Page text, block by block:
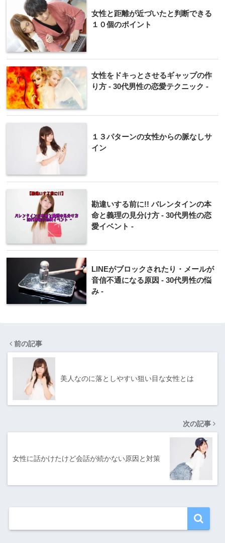
女性と距離が近づいたと判断できる
１０個のポイント
女性をドキっとさせるギャップの作
り方 - 30代男性の恋愛テクニック -
１３パターンの女性からの脈なしサ
イン
勘違いする前に!! バレンタインの本
命と義理の見分け方 - 30代男性の恋
愛イベント -
LINEがブロックされたり・メールが
音信不通になる原因 - 30代男性の悩
み -
前の記事
美人なのに落としやすい狙い目な女性とは
次の記事
女性に話かけたけど会話が続かない原因と対策